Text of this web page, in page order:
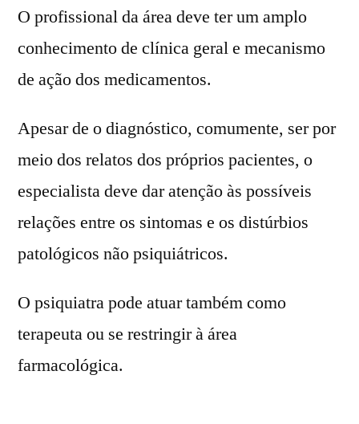
O profissional da área deve ter um amplo
conhecimento de clínica geral e mecanismo
de ação dos medicamentos.
Apesar de o diagnóstico, comumente, ser por
meio dos relatos dos próprios pacientes, o
especialista deve dar atenção às possíveis
relações entre os sintomas e os distúrbios
patológicos não psiquiátricos.
O psiquiatra pode atuar também como
terapeuta ou se restringir à área
farmacológica.